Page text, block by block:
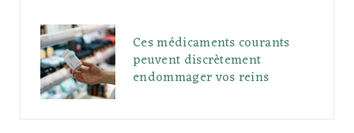
Ces médicaments courants
peuvent discrètement
endommager vos reins